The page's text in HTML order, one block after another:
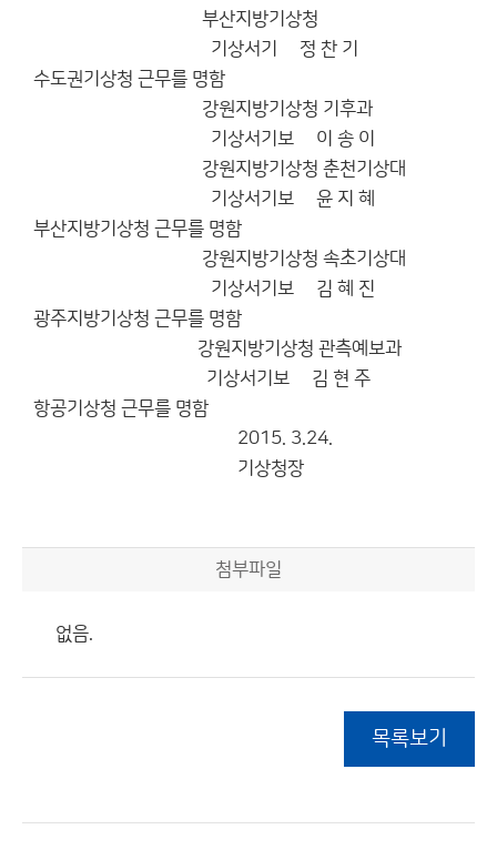
부산지방기상청
기상서기 정 찬 기
수도권기상청 근무를 명함
강원지방기상청 기후과
기상서기보 이 송 이
강원지방기상청 춘천기상대
기상서기보 윤 지 혜
부산지방기상청 근무를 명함
강원지방기상청 속초기상대
기상서기보 김 혜 진
광주지방기상청 근무를 명함
강원지방기상청 관측예보과
기상서기보 김 현 주
항공기상청 근무를 명함
2015. 3.24.
기상청장
첨부파일
없음.
목록보기